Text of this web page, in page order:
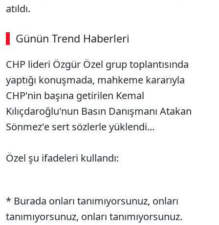
atıldı.
Günün Trend Haberleri
CHP lideri Özgür Özel grup toplantısında
yaptığı konuşmada, mahkeme kararıyla
CHP'nin başına getirilen Kemal
Kılıçdaroğlu'nun Basın Danışmanı Atakan
Sönmez'e sert sözlerle yüklendi...
Özel şu ifadeleri kullandı:
* Burada onları tanımıyorsunuz, onları
tanımıyorsunuz, onları tanımıyorsunuz.